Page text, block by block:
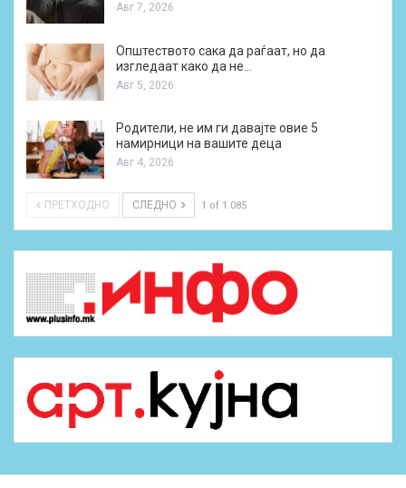
Авг 7, 2026
Општеството сака да раѓаат, но да
изгледаат како да не…
Авг 5, 2026
Родители, не им ги давајте овие 5
намирници на вашите деца
Авг 4, 2026
ПРЕТХОДНО СЛЕДНО 1 of 1.085